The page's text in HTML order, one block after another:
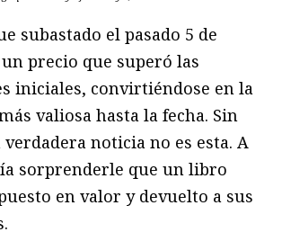
subastado el pasado 5 de
precio que superó las
iniciales, convirtiéndose en la
valiosa hasta la fecha. Sin
noticia no es esta. A
sorprenderle que un libro
en valor y devuelto a sus